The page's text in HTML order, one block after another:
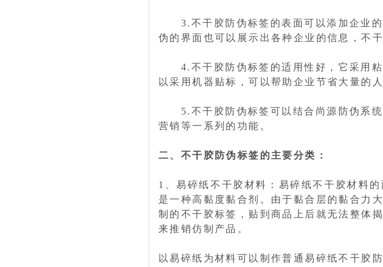
3.不干胶防伪标签的表面可以添加企业的
伪的界面也可以展示出各种企业的信息，不
4.不干胶防伪标签的适用性好，它采用粘
以采用机器贴标，可以帮助企业节省大量的
5.不干胶防伪标签可以结合尚源防伪系统
营销等一系列的功能。
二、不干胶防伪标签的主要分类：
1、易碎纸不干胶材料：易碎纸不干胶材料
是一种高黏度黏合剂。由于黏合层的黏合力
制的不干胶标签，贴到商品上后就无法整体
来推销仿制产品。
以易碎纸为材料可以制作普通易碎纸不干胶